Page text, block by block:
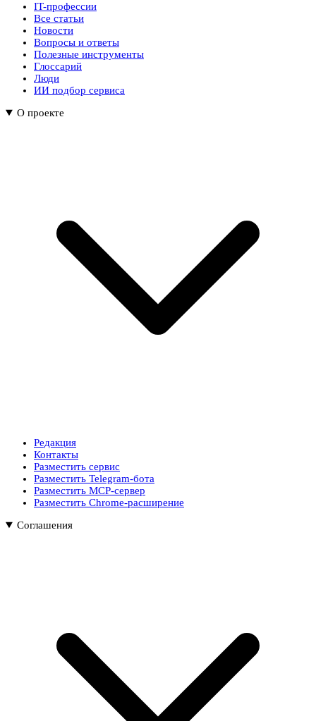
IT-профессии
Все статьи
Новости
Вопросы и ответы
Полезные инструменты
Глоссарий
Люди
ИИ подбор сервиса
О проекте
Редакция
Контакты
Разместить сервис
Разместить Telegram-бота
Разместить MCP-сервер
Разместить Chrome-расширение
Соглашения